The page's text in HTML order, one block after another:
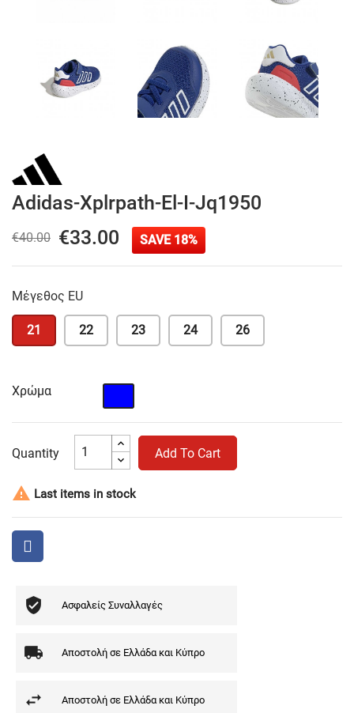
Adidas-Xplrpath-El-I-Jq1950
€40.00 €33.00 SAVE 18%
Μέγεθος EU
21 22 23 24 26
Χρώμα
Quantity Add To Cart
 Last items in stock
Ασφαλείς Συναλλαγές
Αποστολή σε Ελλάδα και Κύπρο
Αποστολή σε Ελλάδα και Κύπρο